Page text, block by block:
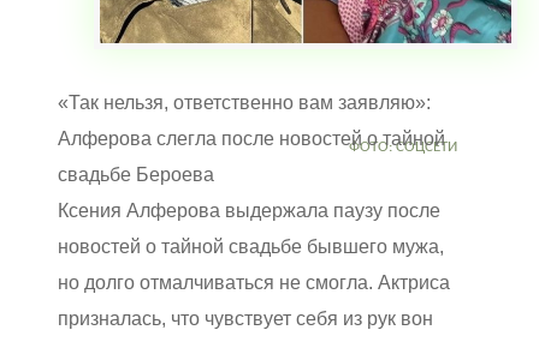
«Так нельзя, ответственно вам заявляю»:
Алферова слегла после новостей о тайной
свадьбе Бероева
ФОТО: СОЦСЕТИ
Ксения Алферова выдержала паузу после
новостей о тайной свадьбе бывшего мужа,
но долго отмалчиваться не смогла. Актриса
призналась, что чувствует себя из рук вон